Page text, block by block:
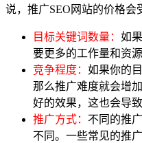
说，推广SEO网站的价格会
目标关键词数量： 如
要更多的工作量和资
竞争程度： 如果你的
那么推广难度就会增
好的效果，这也会导致
推广方式： 不同的推
不同。一些常见的推